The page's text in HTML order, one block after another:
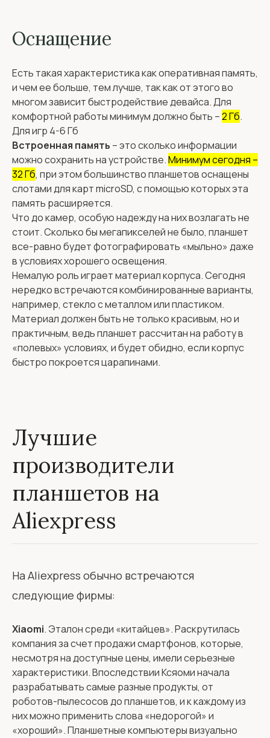
Оснащение
Есть такая характеристика как оперативная память,
и чем ее больше, тем лучше, так как от этого во
многом зависит быстродействие девайса. Для
комфортной работы минимум должно быть –2 Гб.
Для игр 4-6 Гб
Встроенная память – это сколько информации
можно сохранить на устройстве.Минимум сегодня –
32 Гб, при этом большинство планшетов оснащены
слотами для карт microSD, с помощью которых эта
память расширяется.
Что до камер, особую надежду на них возлагать не
стоит. Сколько бы мегапикселей не было, планшет
все-равно будет фотографировать «мыльно» даже
в условиях хорошего освещения.
Немалую роль играет материал корпуса. Сегодня
нередко встречаются комбинированные варианты,
например, стекло с металлом или пластиком.
Материал должен быть не только красивым, но и
практичным, ведь планшет рассчитан на работу в
«полевых» условиях, и будет обидно, если корпус
быстро покроется царапинами.
Лучшие
производители
планшетов на
Aliexpress
На Aliexpress обычно встречаются
следующие фирмы:
Xiaomi. Эталон среди «китайцев». Раскрутилась
компания за счет продажи смартфонов, которые,
несмотря на доступные цены, имели серьезные
характеристики. Впоследствии Ксяоми начала
разрабатывать самые разные продукты, от
роботов-пылесосов до планшетов, и к каждому из
них можно применить слова «недорогой» и
«хороший». Планшетные компьютеры визуально